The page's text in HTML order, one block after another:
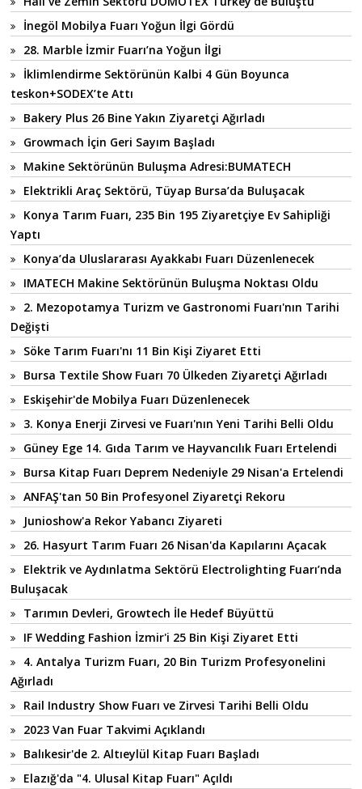
İnegöl Mobilya Fuarı Yoğun İlgi Gördü
28. Marble İzmir Fuarı’na Yoğun İlgi
İklimlendirme Sektörünün Kalbi 4 Gün Boyunca
teskon+SODEX’te Attı
Bakery Plus 26 Bine Yakın Ziyaretçi Ağırladı
Growmach İçin Geri Sayım Başladı
Makine Sektörünün Buluşma Adresi:BUMATECH
Elektrikli Araç Sektörü, Tüyap Bursa’da Buluşacak
Konya Tarım Fuarı, 235 Bin 195 Ziyaretçiye Ev Sahipliği
Yaptı
Konya’da Uluslararası Ayakkabı Fuarı Düzenlenecek
IMATECH Makine Sektörünün Buluşma Noktası Oldu
2. Mezopotamya Turizm ve Gastronomi Fuarı'nın Tarihi
Değişti
Söke Tarım Fuarı'nı 11 Bin Kişi Ziyaret Etti
Bursa Textile Show Fuarı 70 Ülkeden Ziyaretçi Ağırladı
Eskişehir'de Mobilya Fuarı Düzenlenecek
3. Konya Enerji Zirvesi ve Fuarı'nın Yeni Tarihi Belli Oldu
Güney Ege 14. Gıda Tarım ve Hayvancılık Fuarı Ertelendi
Bursa Kitap Fuarı Deprem Nedeniyle 29 Nisan'a Ertelendi
ANFAŞ'tan 50 Bin Profesyonel Ziyaretçi Rekoru
Junioshow'a Rekor Yabancı Ziyareti
26. Hasyurt Tarım Fuarı 26 Nisan'da Kapılarını Açacak
Elektrik ve Aydınlatma Sektörü Electrolighting Fuarı’nda
Buluşacak
Tarımın Devleri, Growtech İle Hedef Büyüttü
IF Wedding Fashion İzmir'i 25 Bin Kişi Ziyaret Etti
4. Antalya Turizm Fuarı, 20 Bin Turizm Profesyonelini
Ağırladı
Rail Industry Show Fuarı ve Zirvesi Tarihi Belli Oldu
2023 Van Fuar Takvimi Açıklandı
Balıkesir'de 2. Altıeylül Kitap Fuarı Başladı
Elazığ'da "4. Ulusal Kitap Fuarı" Açıldı